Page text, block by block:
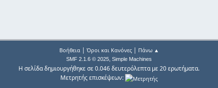
Βοήθεια| Όροι και Κανόνες| Πάνω ▲
SMF 2.1.6 © 2025, Simple Machines
Η σελίδα δημιουργήθηκε σε 0.046 δευτερόλεπτα με 20 ερωτήματα.
Μετρητής επισκέψεων: